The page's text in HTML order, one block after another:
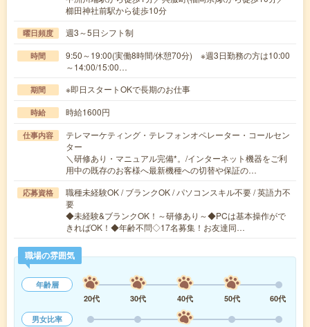
櫛田神社前駅から徒歩10分
曜日頻度 週3～5日シフト制
時間
9:50～19:00(実働8時間/休憩70分) ※週3日勤務の方は10:00
～14:00/15:00…
期間 ※即日スタートOKで長期のお仕事
時給 時給1600円
仕事内容
テレマーケティング・テレフォンオペレーター・コールセン
ター
＼研修あり・マニュアル完備*。/インターネット機器をご利
用中の既存のお客様へ最新機種への切替や保証の…
応募資格
職種未経験OK / ブランクOK / パソコンスキル不要 / 英語力不
要
◆未経験&ブランクOK！～研修あり～◆PCは基本操作がで
きればOK！◆年齢不問◇17名募集！お友達同…
職場の雰囲気
年齢層
20代
30代 40代 50代
60代
男女比率